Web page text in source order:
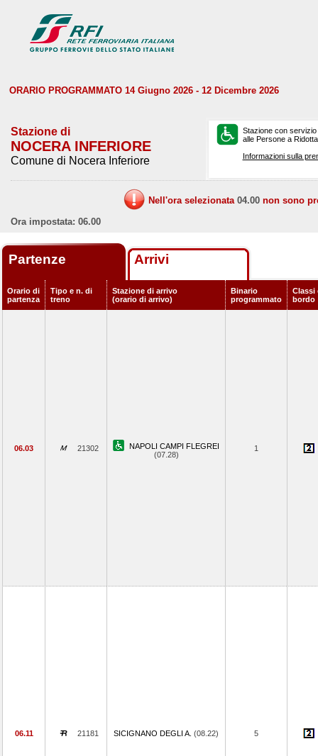
ORARIO PROGRAMMATO 14 Giugno 2026 - 12 Dicembre 2026
Stazione di
NOCERA INFERIORE
Comune di Nocera Inferiore
Stazione con
alle Persone a
Informazioni sulla
Nell'ora selezionata 04.00 non sono
Ora impostata: 06.00
Partenze Arrivi
Orario di
partenza
Tipo e n. di
treno
Stazione di arrivo
(orario di arrivo)
Binario
programmato
Classi
bordo
06.03 21302
NAPOLI CAMPI FLEGREI
(07.28)
1
06.11 21181 SICIGNANO DEGLI A. (08.22) 5